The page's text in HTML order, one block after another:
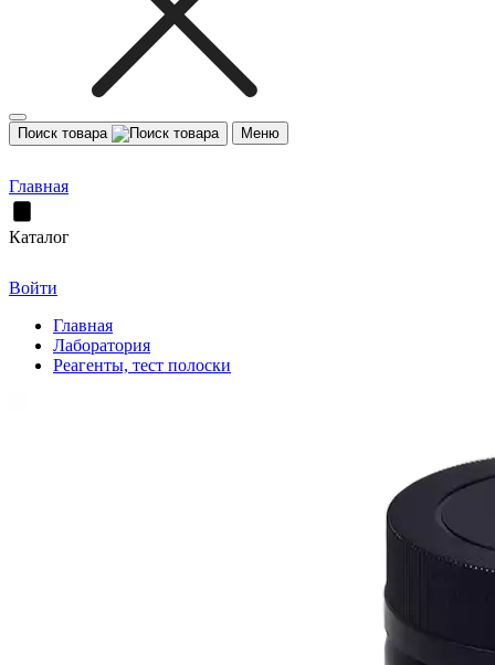
Поиск товара Меню
Главная
Каталог
Войти
Главная
Лаборатория
Реагенты, тест полоски